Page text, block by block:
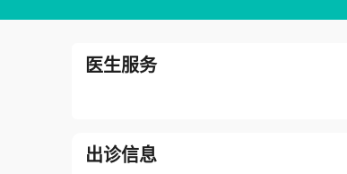
医生服务
出诊信息